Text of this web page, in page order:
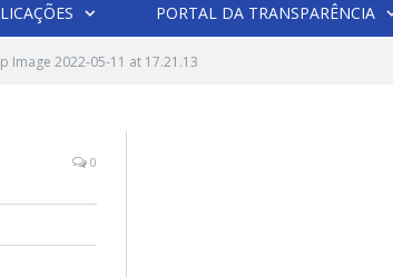
PORTAL DA TRANSPARÊNCIA
Image 2022-05-11 at 17.21.13
0